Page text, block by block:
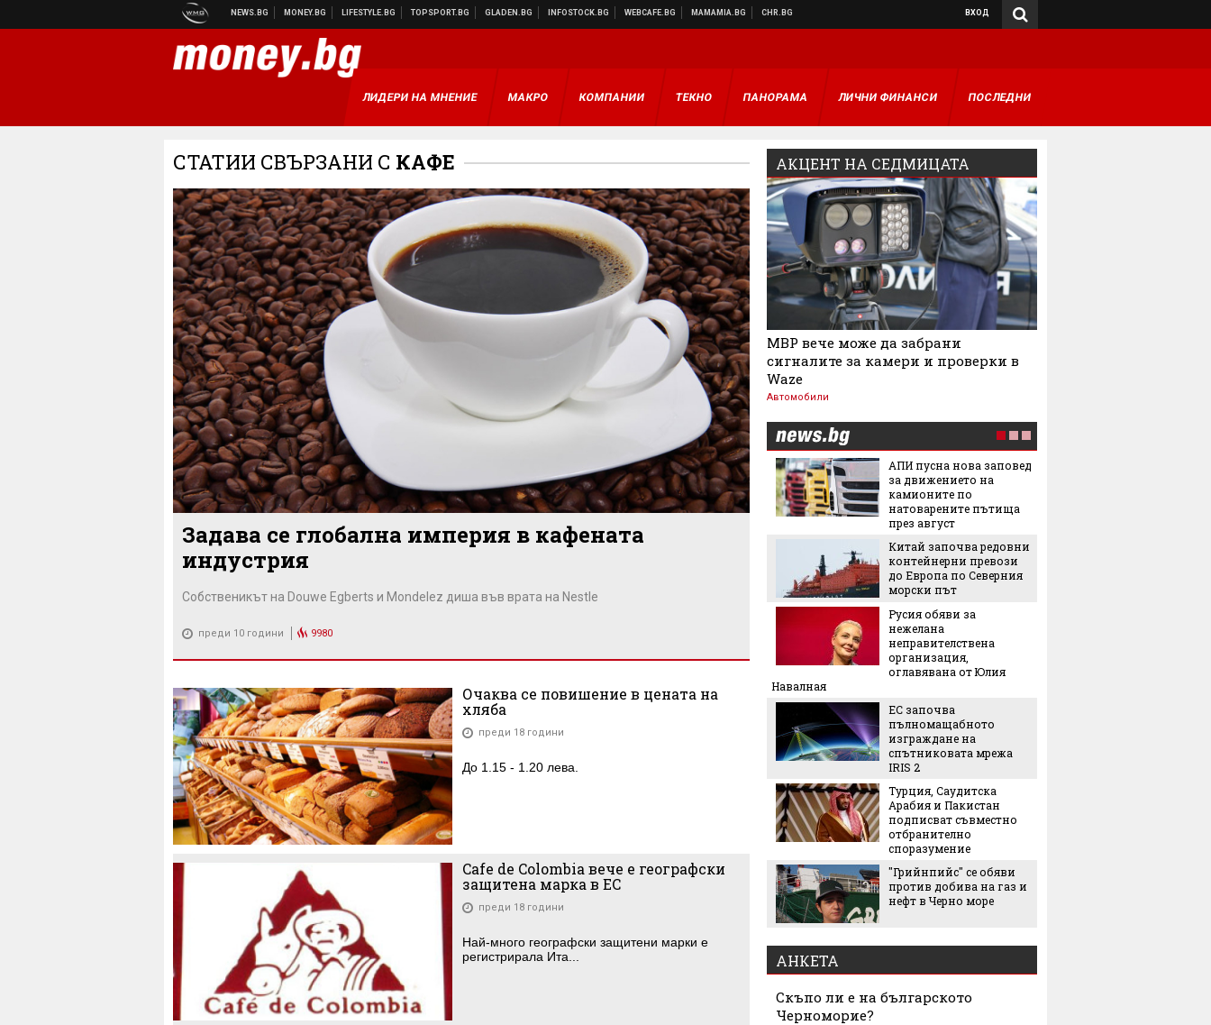
ВХОД
ЛИДЕРИ НА МНЕНИЕ МАКРО КОМПАНИИ ТЕКНО ПАНОРАМА ЛИЧНИ ФИНАНСИ ПОСЛЕДНИ
СТАТИИ СВЪРЗАНИ С КАФЕ
Задава се глобална империя в кафената
индустрия
Собственикът на Douwe Egberts и Mondelez диша във врата на Nestle
преди 10 години 9980
Очаква се повишение в цената на
хляба
преди 18 години
До 1.15 - 1.20 лева.
Cafe de Colombia вече е географски
защитена марка в ЕС
преди 18 години
Най-много географски защитени марки е
регистрирала Ита...
АКЦЕНТ НА СЕДМИЦАТА
МВР вече може да забрани
сигналите за камери и проверки в
Waze
Автомобили
Никола Цолов: Гледам
напред с увереност
Манчестър Сити иска 80
милиона за Родри
спринтовите
АПИ пусна нова заповед
за движението на
камионите по
натоварените пътища
през август
Китай започва редовни
контейнерни превози
до Европа по Северния
морски път
Русия обяви за
нежелана
неправителствена
организация,
оглавявана от Юлия
Навалная
ЕС започва
пълномащабното
изграждане на
спътниковата мрежа
IRIS 2
Турция, Саудитска
Арабия и Пакистан
подписват съвместно
отбранително
споразумение
"Грийнпийс" се обяви
против добива на газ и
нефт в Черно море
АНКЕТА
Скъпо ли е на българското
Черноморие?